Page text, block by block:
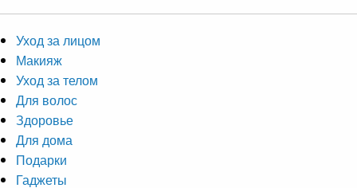
Уход за лицом
Макияж
Уход за телом
Для волос
Здоровье
Для дома
Подарки
Гаджеты